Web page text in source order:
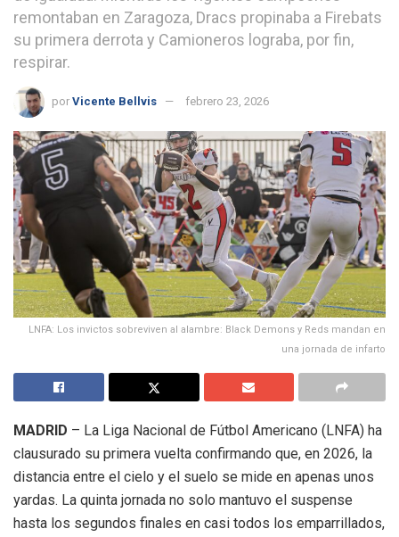
remontaban en Zaragoza, Dracs propinaba a Firebats
su primera derrota y Camioneros lograba, por fin,
respirar.
por Vicente Bellvis febrero 23, 2026
LNFA: Los invictos sobreviven al alambre: Black Demons y Reds mandan en
una jornada de infarto
MADRID – La Liga Nacional de Fútbol Americano (LNFA) ha
clausurado su primera vuelta confirmando que, en 2026, la
distancia entre el cielo y el suelo se mide en apenas unos
yardas. La quinta jornada no solo mantuvo el suspense
hasta los segundos finales en casi todos los emparrillados,